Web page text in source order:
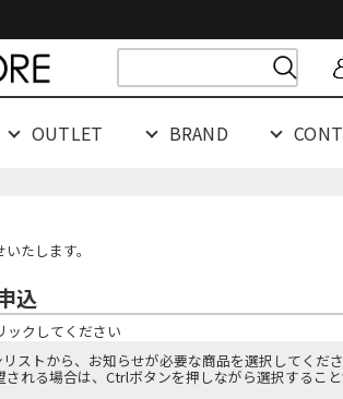
OUTLET BRAND
たします。
込
ックしてください
ストから、お知らせが必要な商品を選択してくださ
れる場合は、Ctrlボタンを押しながら選択すること